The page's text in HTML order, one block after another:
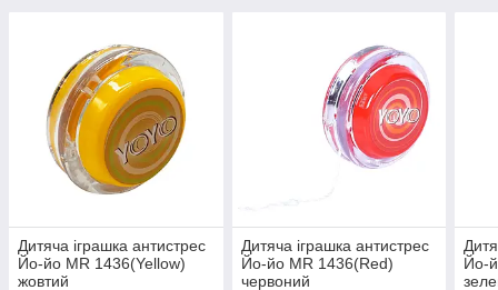
Дитяча іграшка антистрес
Йо-йо MR 1436(Yellow)
жовтий
Дитяча іграшка антистрес
Йо-йо MR 1436(Red)
червоний
Йо-